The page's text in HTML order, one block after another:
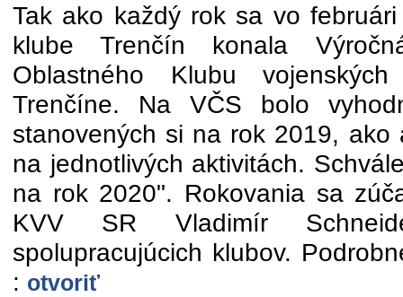
Tak ako každý rok sa vo
klube Trenčín konala
Oblastného Klubu
Trenčíne. Na VČS bolo
stanovených si na rok 2019,
na jednotlivých aktivitách.
na rok 2020". Rokovania sa
KVV SR Vladimír
spolupracujúcich klubov.
: otvoriť